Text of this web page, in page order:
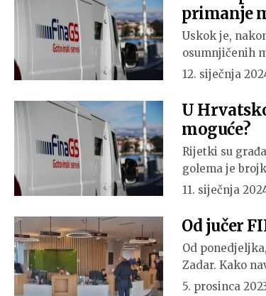
primanje
Uskok je,
osumnjičenih
12. siječnja
U
moguće?
Rijetki su
golema je
11. siječnja
Od jučer
Od
Zadar. Kako
5. prosinca